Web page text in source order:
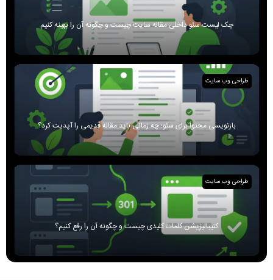
چک لیست سئو داخلی مقاله سایت چیست و چگونه آن را بهینه کنیم
بازنویسی محتوا برای سئو؛ چه زمانی باید مقاله قدیمی را آپدیت کرد؟
طراحی وب سایت
کنیبالیزیشن کلمات کلیدی چیست و چگونه آن را رفع کنیم؟
طراحی وب سایت